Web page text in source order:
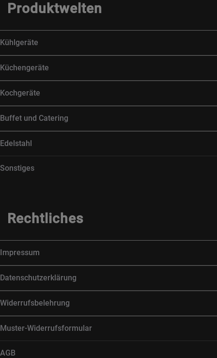
Produktwelten
Kühlgeräte
Küchengeräte
Kochgeräte
Buffet und Catering
Edelstahl
Sonstiges
Rechtliches
Impressum
Datenschutzerklärung
Widerrufsbelehrung
Muster-Widerrufsformular
AGB